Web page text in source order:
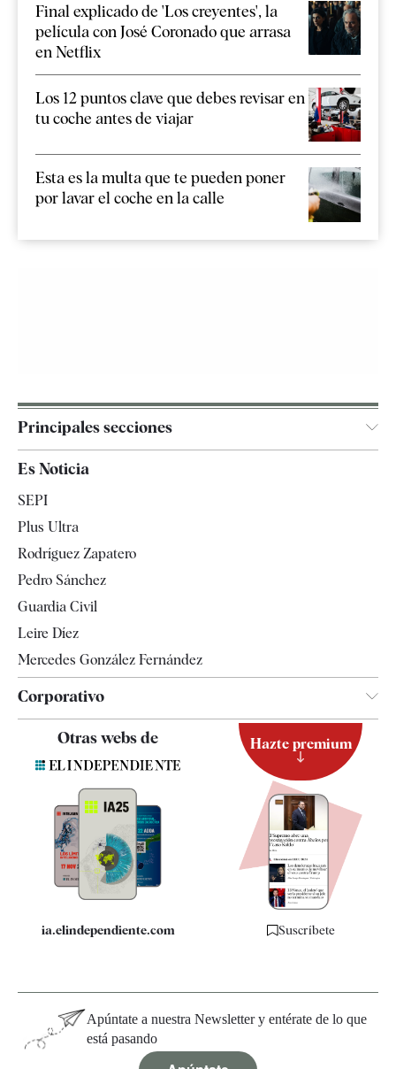
Final explicado de 'Los creyentes', la
película con José Coronado que arrasa
en Netflix
Los 12 puntos clave que debes revisar en
tu coche antes de viajar
Esta es la multa que te pueden poner
por lavar el coche en la calle
Principales secciones
España
Televisión
Es Noticia
SEPI
Plus Ultra
Rodríguez Zapatero
Pedro Sánchez
Guardia Civil
Leire Díez
Mercedes González Fernández
Corporativo
Contacto
Quiénes somos
Especificaciones
Otras webs de
ia.elindependiente.com
Hazte premium
Suscríbete
Apúntate a nuestra Newsletter y entérate de lo que
está pasando